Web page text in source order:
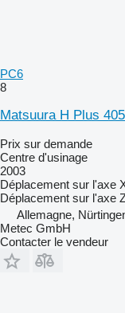
PC6
8
Matsuura H Plus
Prix sur demande
Centre d'usinage
2003
Déplacement sur l'axe
Déplacement sur l'axe
Allemagne,
Metec GmbH
Contacter le vendeur